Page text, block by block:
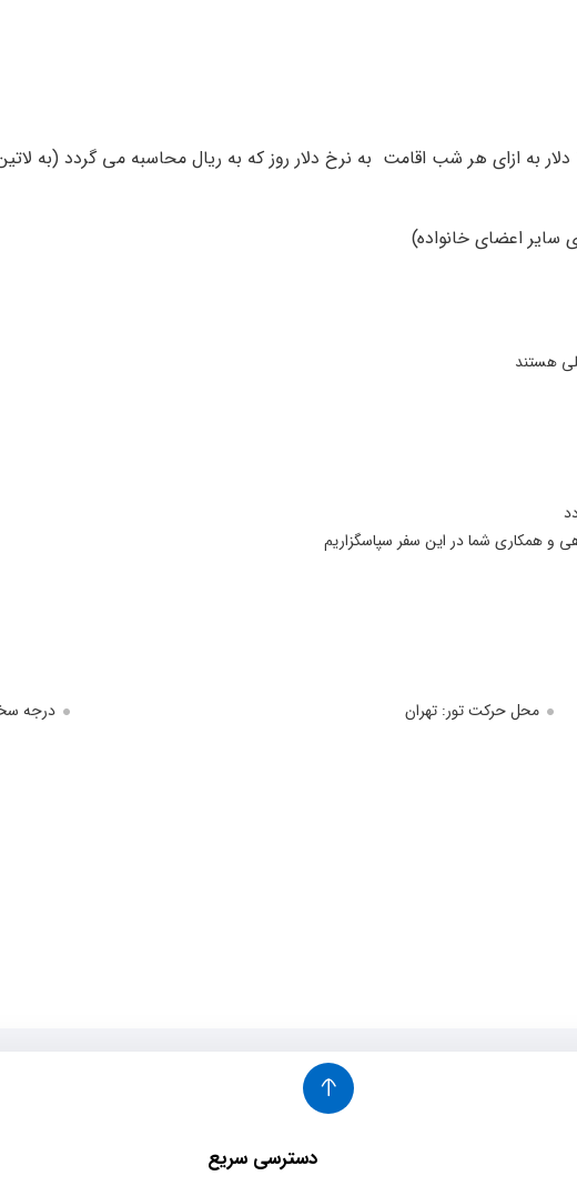
3- سند ملک تک برگی یا نامه تمکن مالی بانک به مبلغ حداقل 100 دلار به ازای هر شب اقامت به نرخ دلار روز که به
هستند
و همکاری شما در این سفر سپاسگزاریم
محل حرکت تور: تهران درجه
دسترسی سریع